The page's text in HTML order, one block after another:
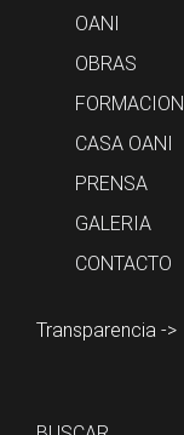
OANI
OBRAS
FORMACION
CASA OANI
PRENSA
GALERIA
CONTACTO
Transparencia ->